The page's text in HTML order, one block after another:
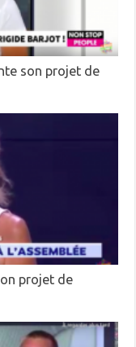
son projet de
projet de